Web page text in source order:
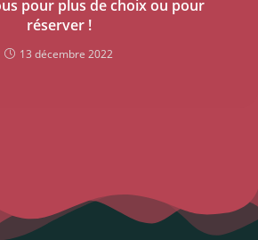
pour plus de choix ou pour
réserver !
13 décembre 2022